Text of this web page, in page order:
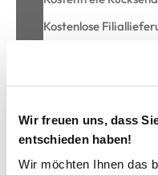
Wir freuen uns, dass
entschieden haben!
Wir möchten Ihnen das
Kostenlose
Jungen Cap mit